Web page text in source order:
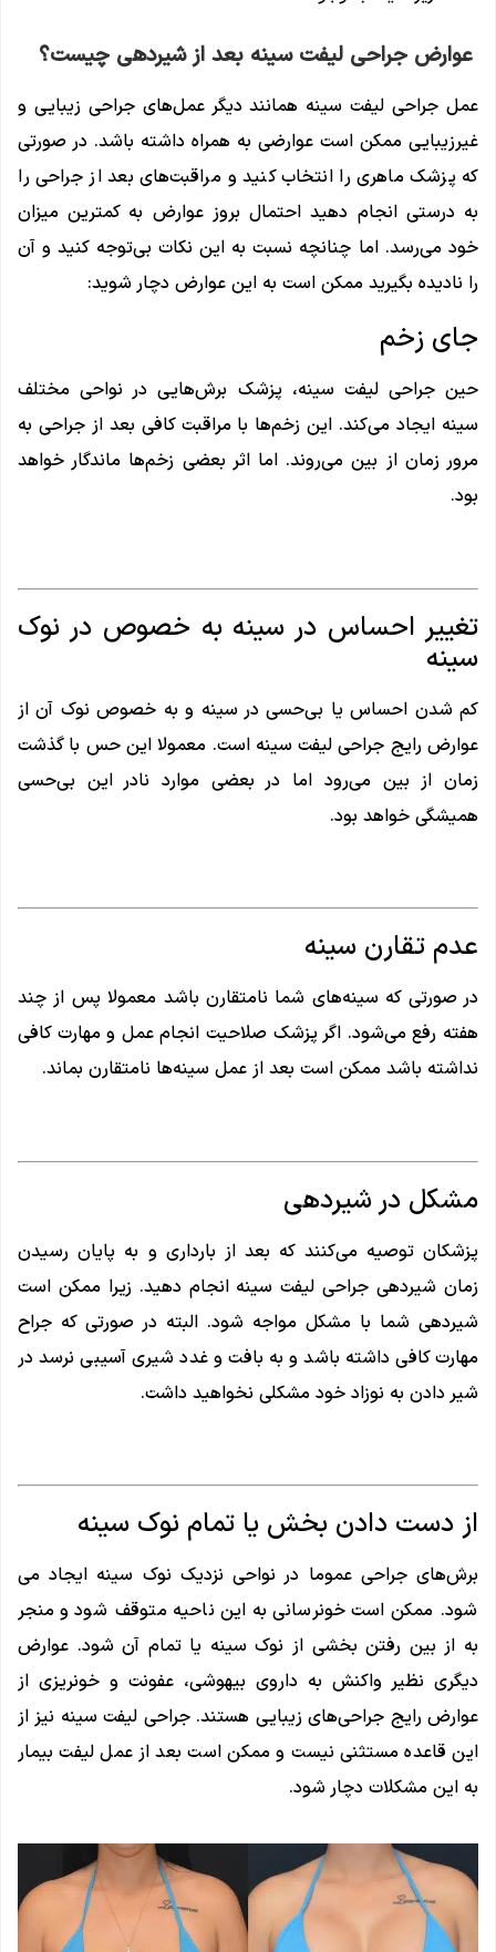
عوارض جراحی لیفت سینه بعد از شیردهی چیست؟
عمل جراحی لیفت سینه همانند دیگر عمل‌های جراحی زیبایی و
غیرزیبایی ممکن است عوارضی به همراه داشته باشد. در صورتی
که پزشک ماهری را انتخاب کنید و مراقبت‌های بعد از جراحی را
به درستی انجام دهید احتمال بروز عوارض به کمترین میزان
خود می‌رسد. اما چنانچه نسبت به این نکات بی‌توجه کنید و آن
را نادیده بگیرید ممکن است به این عوارض دچار شوید:
جای زخم
حین جراحی لیفت سینه، پزشک برش‌هایی در نواحی مختلف
سینه ایجاد می‌کند. این زخم‌ها با مراقبت کافی بعد از جراحی به
مرور زمان از بین می‌روند. اما اثر بعضی زخم‌ها ماندگار خواهد
بود.
تغییر احساس در سینه به خصوص در نوک
سینه
کم شدن احساس یا بی‌حسی در سینه و به خصوص نوک آن از
عوارض رایج جراحی لیفت سینه است. معمولا این حس با گذشت
زمان از بین می‌رود اما در بعضی موارد نادر این بی‌حسی
همیشگی خواهد بود.
عدم تقارن سینه
در صورتی که سینه‌های شما نامتقارن باشد معمولا پس از چند
هفته رفع می‌شود. اگر پزشک صلاحیت انجام عمل و مهارت کافی
نداشته باشد ممکن است بعد از عمل سینه‌ها نامتقارن بماند.
مشکل در شیردهی
پزشکان توصیه می‌کنند که بعد از بارداری و به پایان رسیدن
زمان شیردهی جراحی لیفت سینه انجام دهید. زیرا ممکن است
شیردهی شما با مشکل مواجه شود. البته در صورتی که جراح
مهارت کافی داشته باشد و به بافت و غدد شیری آسیبی نرسد در
شیر دادن به نوزاد خود مشکلی نخواهید داشت.
از دست دادن بخش یا تمام نوک سینه
برش‌های جراحی عموما در نواحی نزدیک نوک سینه ایجاد می
شود. ممکن است خونرسانی به این ناحیه متوقف شود و منجر
به از بین رفتن بخشی از نوک سینه یا تمام آن شود. عوارض
دیگری نظیر واکنش به داروی بیهوشی، عفونت و خونریزی از
عوارض رایج جراحی‌های زیبایی هستند. جراحی لیفت سینه نیز از
این قاعده مستثنی نیست و ممکن است بعد از عمل لیفت بیمار
به این مشکلات دچار شود.